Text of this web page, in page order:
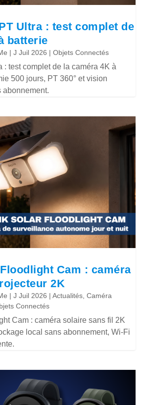
Ultra : test complet de
batterie
|J Juil 2026 |Objets Connectés
: test complet de la caméra 4K à
500 jours, PT 360° et vision
abonnement.
Cam : caméra
2K
|J Juil 2026 |Actualités ,Caméra
Connectés
Cam : caméra solaire sans fil 2K
local sans abonnement, Wi-Fi